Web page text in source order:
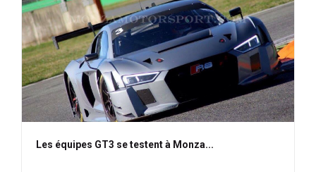
Les équipes GT3 se testent à Monza...